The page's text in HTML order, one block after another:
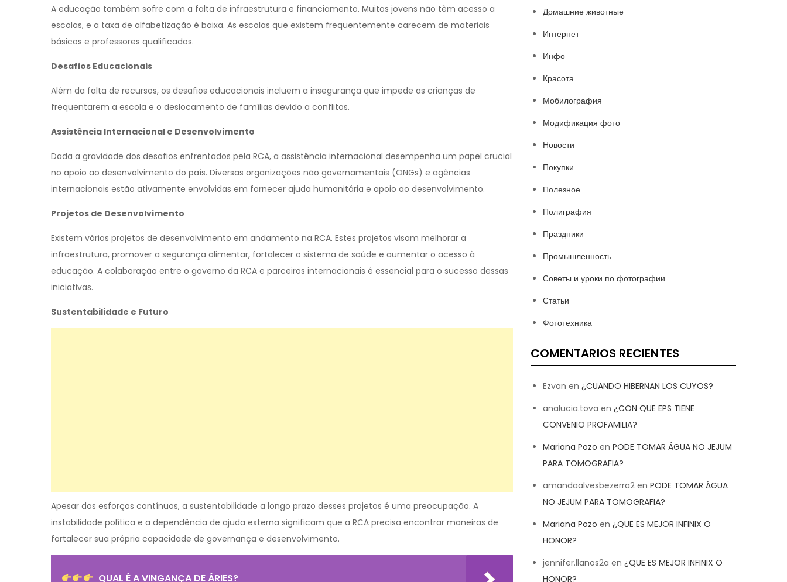
A educação também sofre com a falta de infraestrutura e financiamento. Muitos jovens não têm acesso a
escolas, e a taxa de alfabetização é baixa. As escolas que existem frequentemente carecem de materiais
básicos e professores qualificados.
Desafios Educacionais
Além da falta de recursos, os desafios educacionais incluem a insegurança que impede as crianças de
frequentarem a escola e o deslocamento de famílias devido a conflitos.
Assistência Internacional e Desenvolvimento
Dada a gravidade dos desafios enfrentados pela RCA, a assistência internacional desempenha um papel crucial
no apoio ao desenvolvimento do país. Diversas organizações não governamentais (ONGs) e agências
internacionais estão ativamente envolvidas em fornecer ajuda humanitária e apoio ao desenvolvimento.
Projetos de Desenvolvimento
Existem vários projetos de desenvolvimento em andamento na RCA. Estes projetos visam melhorar a
infraestrutura, promover a segurança alimentar, fortalecer o sistema de saúde e aumentar o acesso à
educação. A colaboração entre o governo da RCA e parceiros internacionais é essencial para o sucesso dessas
iniciativas.
Sustentabilidade e Futuro
Apesar dos esforços contínuos, a sustentabilidade a longo prazo desses projetos é uma preocupação. A
instabilidade política e a dependência de ajuda externa significam que a RCA precisa encontrar maneiras de
fortalecer sua própria capacidade de governança e desenvolvimento.
QUAL É A VINGANÇA DE ÁRIES?
Домашние животные
Интернет
Инфо
Красота
Мобилография
Модификация фото
Новости
Покупки
Полезное
Полиграфия
Праздники
Промышленность
Советы и уроки по фотографии
Статьи
Фототехника
COMENTARIOS RECIENTES
Ezvan en ¿CUANDO HIBERNAN LOS CUYOS?
analucia.tova en ¿CON QUE EPS TIENE
CONVENIO PROFAMILIA?
Mariana Pozo en PODE TOMAR ÁGUA NO JEJUM
PARA TOMOGRAFIA?
amandaalvesbezerra2 en PODE TOMAR ÁGUA
NO JEJUM PARA TOMOGRAFIA?
Mariana Pozo en ¿QUE ES MEJOR INFINIX O
HONOR?
jennifer.llanos2a en ¿QUE ES MEJOR INFINIX O
HONOR?